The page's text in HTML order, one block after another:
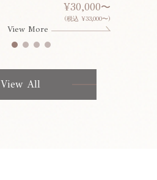
¥30,000〜
(税込 ¥33,000〜)
View More
View All